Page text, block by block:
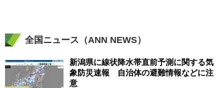
全国ニュース（ANN NEWS）
新潟県に線状降水帯直前予測に関する気
象防災速報 自治体の避難情報などに注
意